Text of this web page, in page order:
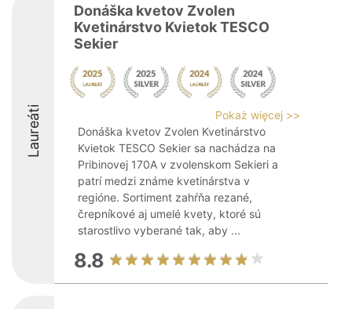
Laureáti
Donáška kvetov Zvolen
Kvetinárstvo Kvietok TESCO
Sekier
Pokaż więcej >>
Donáška kvetov Zvolen Kvetinárstvo
Kvietok TESCO Sekier sa nachádza na
Pribinovej 170A v zvolenskom Sekieri a
patrí medzi známe kvetinárstva v
regióne. Sortiment zahŕňa rezané,
črepníkové aj umelé kvety, ktoré sú
starostlivo vyberané tak, aby ...
8.8